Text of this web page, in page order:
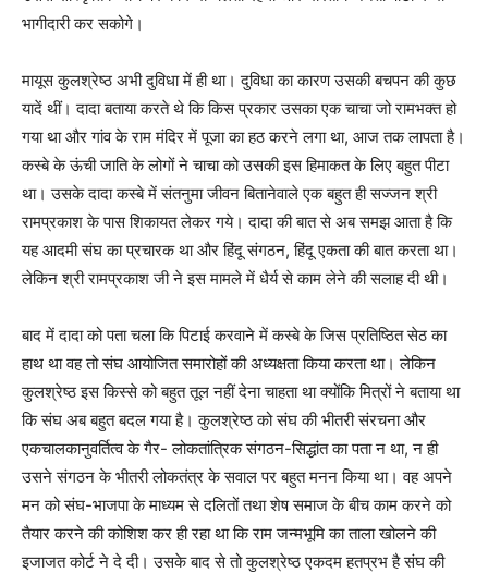
भागीदारी कर सकोगे।
मायूस कुलश्रेष्ठ अभी दुविधा में ही था। दुविधा का कारण उसकी बचपन की कुछ
यादें थीं। दादा बताया करते थे कि किस प्रकार उसका एक चाचा जो रामभक्त हो
गया था और गांव के राम मंदिर में पूजा का हठ करने लगा था, आज तक लापता है।
कस्बे के ऊंची जाति के लोगों ने चाचा को उसकी इस हिमाकत के लिए बहुत पीटा
था। उसके दादा कस्बे में संतनुमा जीवन बितानेवाले एक बहुत ही सज्जन श्री
रामप्रकाश के पास शिकायत लेकर गये। दादा की बात से अब समझ आता है कि
यह आदमी संघ का प्रचारक था और हिंदू संगठन, हिंदू एकता की बात करता था।
लेकिन श्री रामप्रकाश जी ने इस मामले में धैर्य से काम लेने की सलाह दी थी।
बाद में दादा को पता चला कि पिटाई करवाने में कस्बे के जिस प्रतिष्ठित सेठ का
हाथ था वह तो संघ आयोजित समारोहों की अध्यक्षता किया करता था। लेकिन
कुलश्रेष्ठ इस किस्से को बहुत तूल नहीं देना चाहता था क्योंकि मित्रों ने बताया था
कि संघ अब बहुत बदल गया है। कुलश्रेष्ठ को संघ की भीतरी संरचना और
एकचालकानुवर्तित्व के गैर- लोकतांत्रिक संगठन-सिद्धांत का पता न था, न ही
उसने संगठन के भीतरी लोकतंत्र के सवाल पर बहुत मनन किया था। वह अपने
मन को संघ-भाजपा के माध्यम से दलितों तथा शेष समाज के बीच काम करने को
तैयार करने की कोशिश कर ही रहा था कि राम जन्मभूमि का ताला खोलने की
इजाजत कोर्ट ने दे दी। उसके बाद से तो कुलश्रेष्ठ एकदम हतप्रभ है संघ की